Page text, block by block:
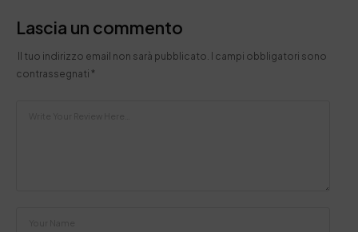
Lascia un commento
Il tuo indirizzo email non sarà pubblicato.
I campi obbligatori sono
contrassegnati *